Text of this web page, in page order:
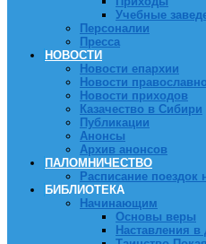
Учебные
Персоналии
Пресса
НОВОСТИ
Новости епархии
Новости
Новости приходов
Казачество в Сибири
Публикации
Анонсы
Архив анонсов
ПАЛОМНИЧЕСТВО
Расписание поездок
БИБЛИОТЕКА
Начинающим
Основы веры
Наставления